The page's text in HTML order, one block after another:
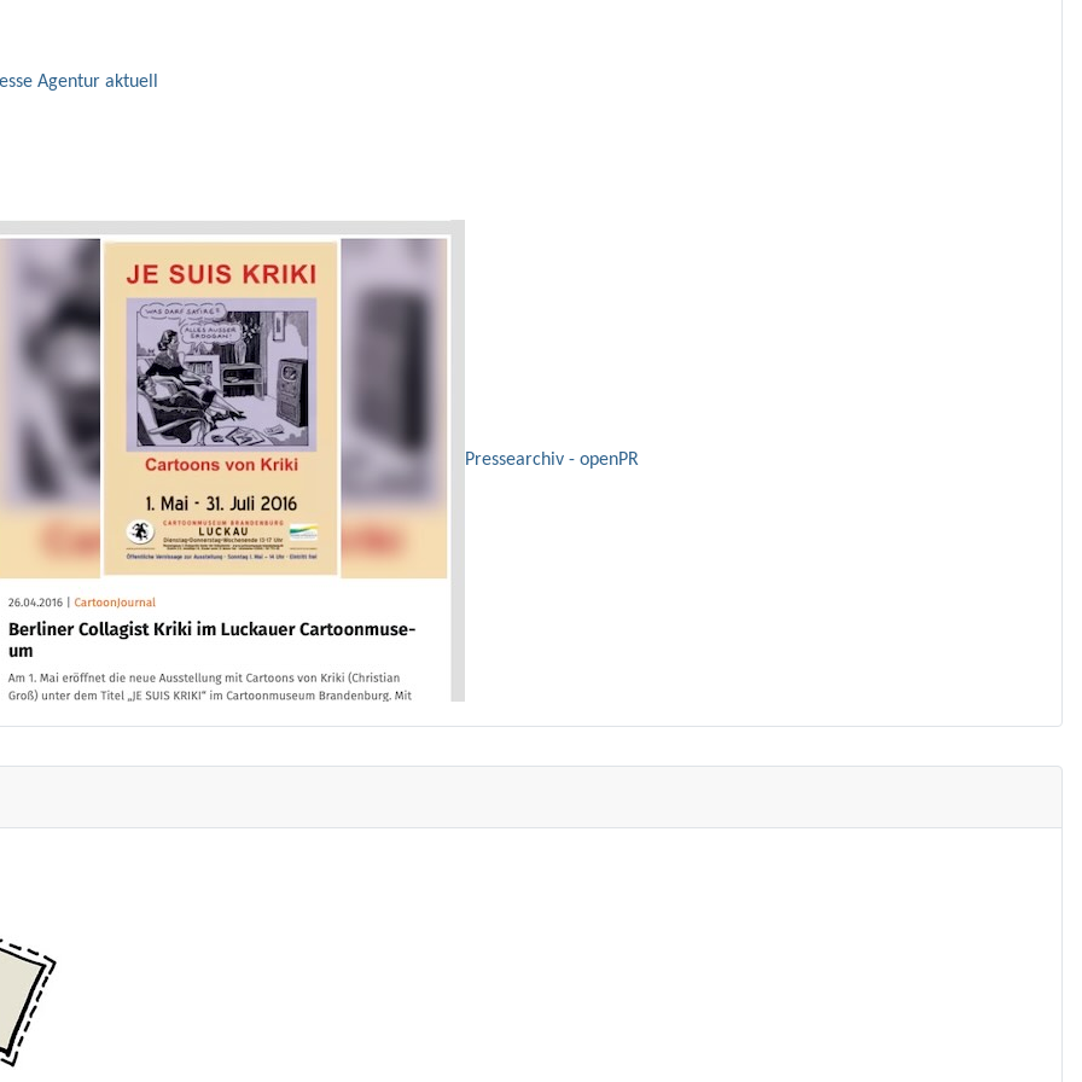
Agentur aktuell
Pressearchiv - openPR